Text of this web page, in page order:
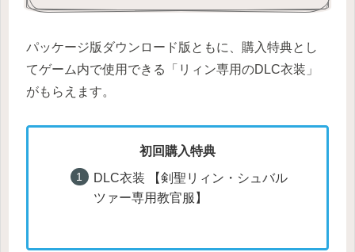
パッケージ版ダウンロード版ともに、購入特典とし
てゲーム内で使用できる「リィン専用のDLC衣装」
がもらえます。
初回購入特典
DLC衣装 【剣聖リィン・シュバル
ツァー専用教官服】